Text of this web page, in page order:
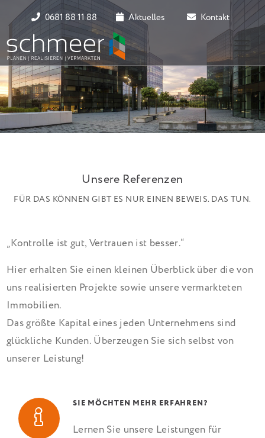
0681 88 11 88 Aktuelles Kontakt
Unsere Referenzen
FÜR DAS KÖNNEN GIBT ES NUR EINEN BEWEIS. DAS TUN.
„Kontrolle ist gut, Vertrauen ist besser.“
Hier erhalten Sie einen kleinen Überblick über die von
uns realisierten Projekte sowie unsere vermarkteten
Immobilien.
Das größte Kapital eines jeden Unternehmens sind
glückliche Kunden. Überzeugen Sie sich selbst von
unserer Leistung!
SIE MÖCHTEN MEHR ERFAHREN?
Lernen Sie unsere Leistungen für